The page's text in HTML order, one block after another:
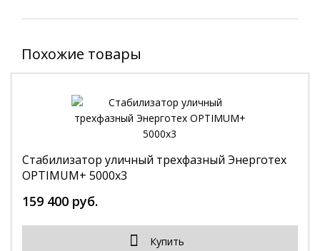
Похожие товары
Стабилизатор уличный трехфазный Энерготех
OPTIMUM+ 5000х3
159 400 руб.
Купить